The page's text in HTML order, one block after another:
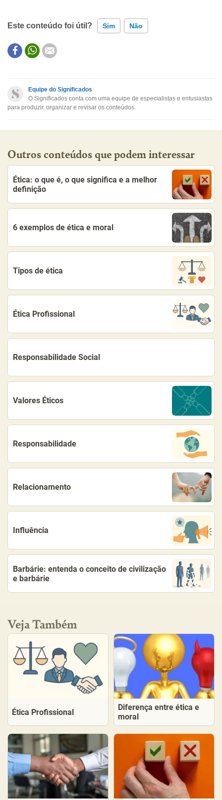
Este conteúdo foi útil? Sim Não
Este conteúdo não tem a informação que procuro
Outro
Equipe do Significados
O Significados conta com uma equipe de especialistas e entusiastas
para produzir, organizar e revisar os conteúdos.
Outros conteúdos que podem interessar
Ética: o que é, o que significa e a melhor
definição
6 exemplos de ética e moral
Tipos de ética
Ética Profissional
Responsabilidade Social
Valores Éticos
Responsabilidade
Relacionamento
Influência
Barbárie: entenda o conceito de civilização
e barbárie
Veja Também
Ética Profissional
Diferença entre ética e
moral